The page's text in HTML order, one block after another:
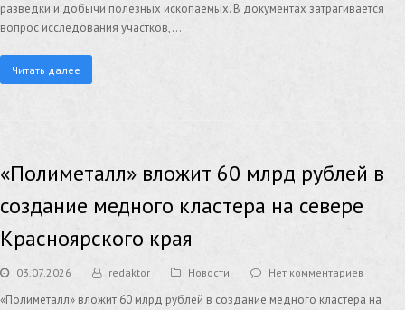
разведки и добычи полезных ископаемых. В документах затрагивается
вопрос исследования участков,…
Читать далее
«Полиметалл» вложит 60 млрд рублей в
создание медного кластера на севере
Красноярского края
03.07.2026 redaktor Новости Нет комментариев
«Полиметалл» вложит 60 млрд рублей в создание медного кластера на